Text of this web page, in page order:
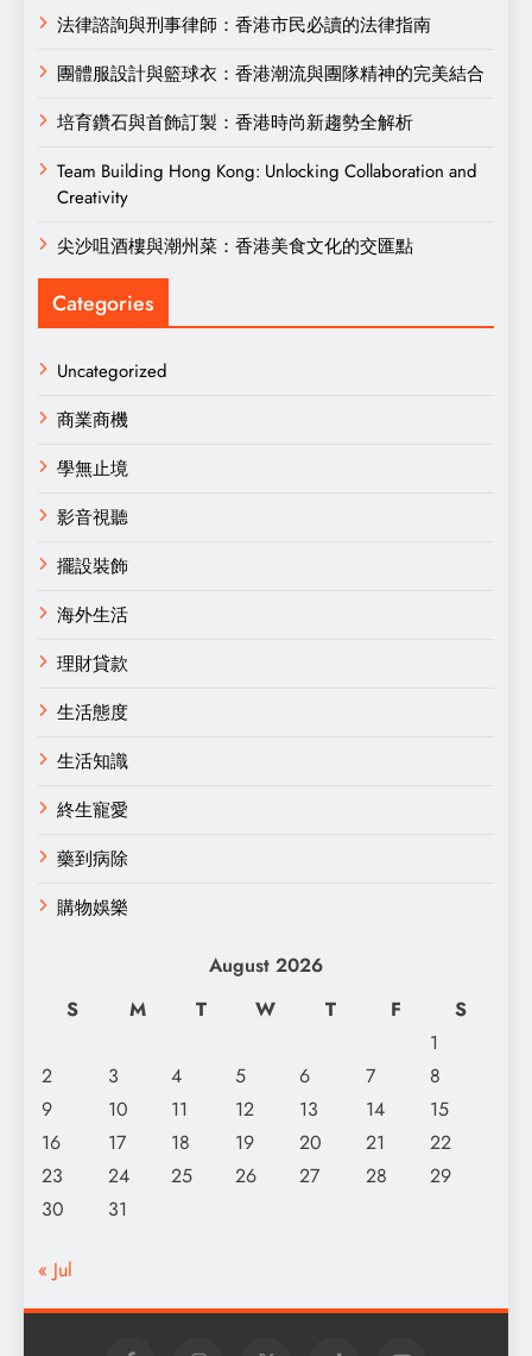
法律諮詢與刑事律師：香港市民必讀的法律指南
團體服設計與籃球衣：香港潮流與團隊精神的完美結合
培育鑽石與首飾訂製：香港時尚新趨勢全解析
Team Building Hong Kong: Unlocking Collaboration and
Creativity
尖沙咀酒樓與潮州菜：香港美食文化的交匯點
Categories
Uncategorized
商業商機
學無止境
影音視聽
擺設裝飾
海外生活
理財貸款
生活態度
生活知識
終生寵愛
藥到病除
購物娛樂
August 2026
S
M T W T F
S
1
2
3 4 5 6 7
8
9
10 11 12 13 14
15
16
17 18 19 20 21
22
23
24 25 26 27 28
29
30
31
« Jul